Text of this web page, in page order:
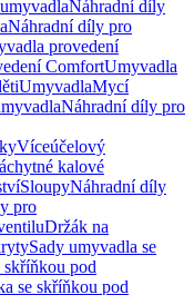
Náhradní díly
Náhradní díly pro
provedení
ComfortUmyvadla
UmyvadlaMycí
Náhradní díly pro
Víceúčelový
kalové
SloupyNáhradní díly
pro
Držák na
Sady umyvadla se
skříňkou pod
se skříňkou pod